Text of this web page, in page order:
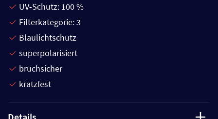
UV-Schutz: 100 %
Filterkategorie: 3
Blaulichtschutz
superpolarisiert
bruchsicher
kratzfest
Details